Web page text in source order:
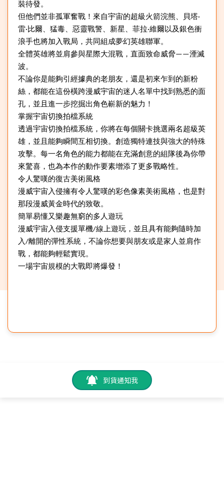
裝待發。
但他們並非孤軍奮戰！來自宇宙的超級火箭浣熊、貝塔·
雷·比爾、猛毒、惡靈戰警、新星、菲拉·維爾以及銀色衝
浪手也將加入戰局，共同組成夢幻英雄聯軍。
全體英雄將並肩參與星際大混戰，直面致命威脅——湮滅
波。
不論你是能夠引經據典的老朋友，還是初來乍到的新粉
絲，都能在這份橫跨漫威宇宙的迷人名單中找到熟悉的面
孔，並且進一步挖掘出角色嶄新的魅力！
掌握宇宙切換拍檔系統
透過宇宙切換拍檔系統，你將在每個關卡挑選兩名超級英
雄，並且能夠瞬間互相切換。創造獨特連技與強大的特殊
攻擊。每一名角色的能力都能在充滿創意的組隊後為你帶
來驚喜，也為本作的動作要素增添了更多戰略性。
令人驚嘆的復古美術風格
漫威宇宙入侵擁有令人驚嘆的彩色像素美術風格，也是對
那段漫威黃金時代的致敬。
簡單易懂又樂趣無窮的多人遊玩
漫威宇宙入侵支援單機/線上遊玩，並且具有能夠隨時加
入/離開的彈性系統，不論你想要與朋友或是家人並肩作
戰，都能夠輕鬆實現。
一場宇宙規模的大戰即將爆發！
到貨通知我